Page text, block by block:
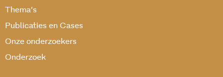
Thema’s
Publicaties en Cases
Onze onderzoekers
Onderzoek